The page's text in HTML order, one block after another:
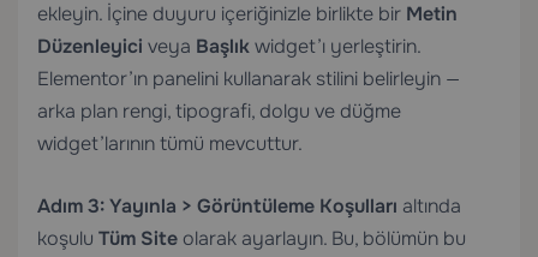
ekleyin. İçine duyuru içeriğinizle birlikte bir Metin
Düzenleyici veya Başlıkwidget’ı yerleştirin.
Elementor’ın panelini kullanarak stilini belirleyin —
arka plan rengi, tipografi, dolgu ve düğme
widget’larının tümü mevcuttur.
Adım 3:Yayınla > Görüntüleme Koşulları altında
koşulu Tüm Site olarak ayarlayın. Bu, bölümün bu